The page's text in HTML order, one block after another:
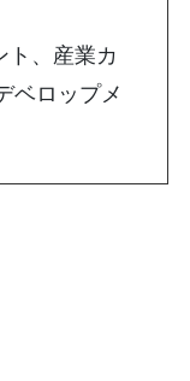
ト、産業カ
ベロップメ